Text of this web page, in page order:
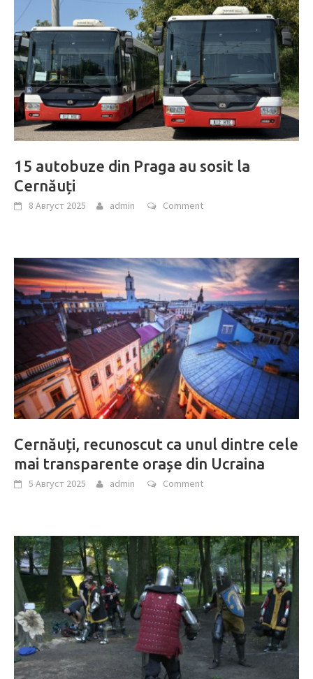
15 autobuze din Praga au sosit la
Cernăuți
8 Август 2025 admin Comment
Cernăuți, recunoscut ca unul dintre cele
mai transparente orașe din Ucraina
5 Август 2025 admin Comment